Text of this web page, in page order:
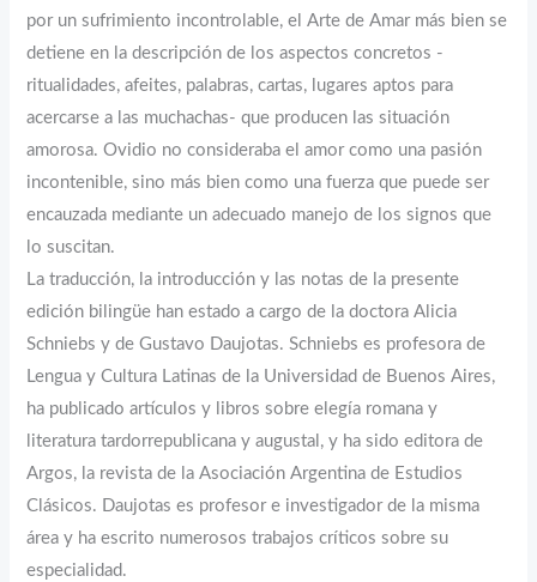
por un sufrimiento incontrolable, el Arte de Amar más bien se
detiene en la descripción de los aspectos concretos -
ritualidades, afeites, palabras, cartas, lugares aptos para
acercarse a las muchachas- que producen las situación
amorosa. Ovidio no consideraba el amor como una pasión
incontenible, sino más bien como una fuerza que puede ser
encauzada mediante un adecuado manejo de los signos que
lo suscitan.
La traducción, la introducción y las notas de la presente
edición bilingüe han estado a cargo de la doctora Alicia
Schniebs y de Gustavo Daujotas. Schniebs es profesora de
Lengua y Cultura Latinas de la Universidad de Buenos Aires,
ha publicado artículos y libros sobre elegía romana y
literatura tardorrepublicana y augustal, y ha sido editora de
Argos, la revista de la Asociación Argentina de Estudios
Clásicos. Daujotas es profesor e investigador de la misma
área y ha escrito numerosos trabajos críticos sobre su
especialidad.